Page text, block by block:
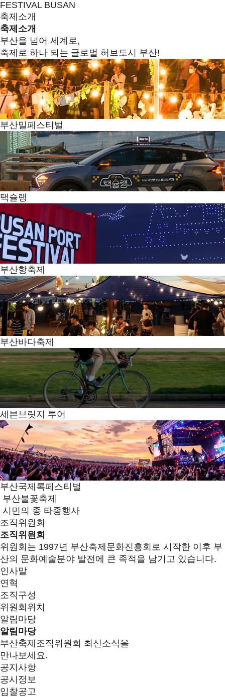
FESTIVAL BUSAN
축제소개
축제소개
부산을 넘어 세계로,
축제로 하나 되는 글로벌 허브도시 부산!
부산밀페스티벌
택슐랭
부산항축제
부산바다축제
세븐브릿지 투어
부산국제록페스티벌
부산불꽃축제
시민의 종 타종행사
조직위원회
조직위원회
위원회는 1997년 부산축제문화진흥회로 시작한 이후 부
산의 문화예술분야 발전에 큰 족적을 남기고 있습니다.
인사말
연혁
조직구성
위원회위치
알림마당
알림마당
부산축제조직위원회 최신소식을
만나보세요.
공지사항
공시정보
입찰공고